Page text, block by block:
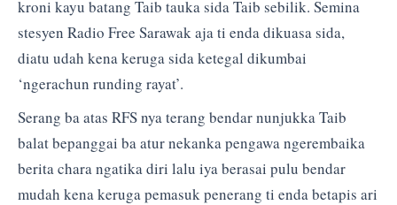
kroni kayu batang Taib tauka sida Taib sebilik. Semina
stesyen Radio Free Sarawak aja ti enda dikuasa sida,
diatu udah kena keruga sida ketegal dikumbai
‘ngerachun runding rayat’.
Serang ba atas RFS nya terang bendar nunjukka Taib
balat bepanggai ba atur nekanka pengawa ngerembaika
berita chara ngatika diri lalu iya berasai pulu bendar
mudah kena keruga pemasuk penerang ti enda betapis ari